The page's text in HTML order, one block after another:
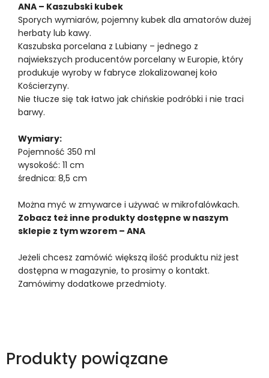
ANA – Kaszubski kubek
Sporych wymiarów, pojemny kubek dla amatorów dużej
herbaty lub kawy.
Kaszubska porcelana z Lubiany – jednego z
najwiekszych producentów porcelany w Europie, który
produkuje wyroby w fabryce zlokalizowanej koło
Kościerzyny.
Nie tłucze się tak łatwo jak chińskie podróbki i nie traci
barwy.
Wymiary:
Pojemność 350 ml
wysokość: 11 cm
średnica: 8,5 cm
Można myć w zmywarce i używać w mikrofalówkach.
Zobacz też inne produkty dostępne w naszym
sklepie z tym wzorem – ANA
Jeżeli chcesz zamówić większą ilość produktu niż jest
dostępna w magazynie, to prosimy o kontakt.
Zamówimy dodatkowe przedmioty.
Produkty powiązane